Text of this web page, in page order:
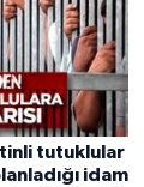
tutuklular
idam